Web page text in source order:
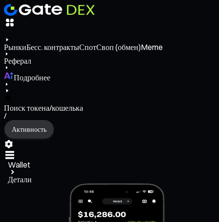
РынкиБесс. контрактыСпотСвоп (обмен)Meme
Реферал
Подробнее
Поиск токена/кошелька
/
Активность
Wallet
Детали